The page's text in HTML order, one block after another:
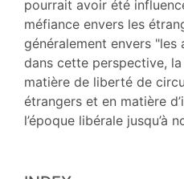
Citer cet article
Auteur
pourrait avoir été
méfiance envers les
généralement envers "les
dans cette perspective,
matière de liberté de
étrangers et en matière
l’époque libérale jusqu’à